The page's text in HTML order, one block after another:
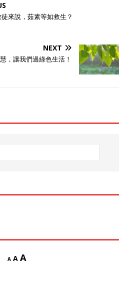
來說，茹素等如救生？
NEXT
，讓我們過綠色生活！
A A A